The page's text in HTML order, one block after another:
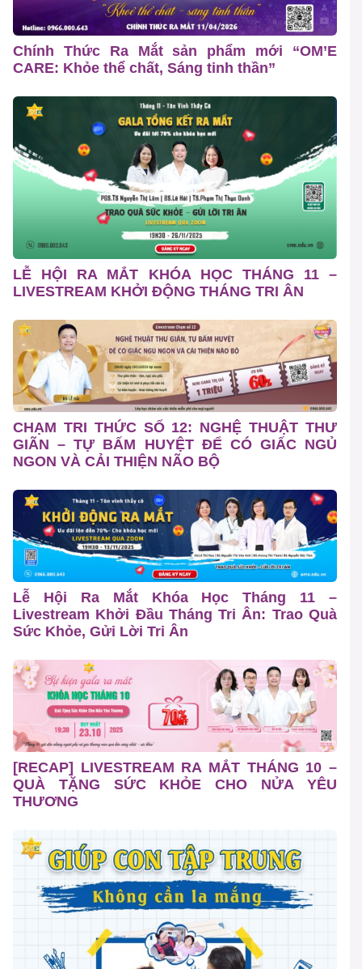
Chính Thức Ra Mắt sản phẩm mới “OM’E
CARE: Khỏe thể chất, Sáng tinh thần”
LỄ HỘI RA MẮT KHÓA HỌC THÁNG 11 –
LIVESTREAM KHỞI ĐỘNG THÁNG TRI ÂN
CHẠM TRI THỨC SỐ 12: NGHỆ THUẬT THƯ
GIÃN – TỰ BẤM HUYỆT ĐỂ CÓ GIẤC NGỦ
NGON VÀ CẢI THIỆN NÃO BỘ
Lễ Hội Ra Mắt Khóa Học Tháng 11 –
Livestream Khởi Đầu Tháng Tri Ân: Trao Quà
Sức Khỏe, Gửi Lời Tri Ân
[RECAP] LIVESTREAM RA MẮT THÁNG 10 –
QUÀ TẶNG SỨC KHỎE CHO NỬA YÊU
THƯƠNG